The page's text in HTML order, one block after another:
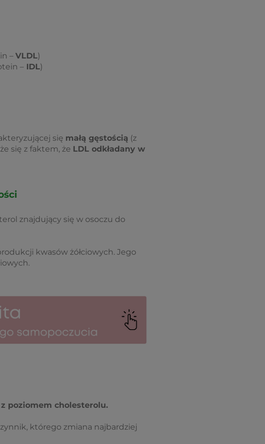
– VLDL)
–IDL)
się małą gęstością (z
się z faktem, że LDL odkładany w
znajdujący się w osoczu do
kwasów żółciowych. Jego
poziomem cholesterolu.
którego zmiana najbardziej